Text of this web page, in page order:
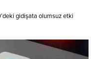
gidişata olumsuz etki